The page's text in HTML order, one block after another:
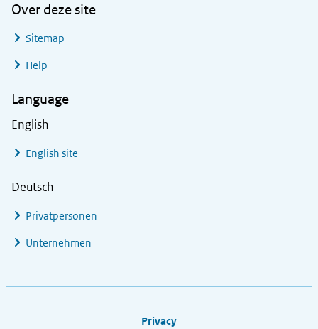
Over deze site
Sitemap
Help
Language
English
English site
Deutsch
Privatpersonen
Unternehmen
Privacy